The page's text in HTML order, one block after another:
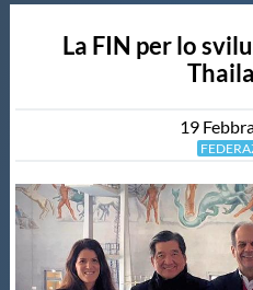
Tuffi
Fondo
Salvamento
La FIN per lo
19